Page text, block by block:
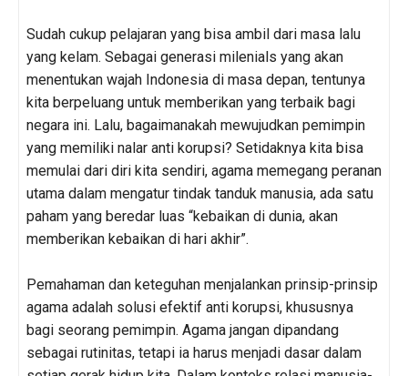
Sudah cukup pelajaran yang bisa ambil dari masa lalu
yang kelam. Sebagai generasi milenials yang akan
menentukan wajah Indonesia di masa depan, tentunya
kita berpeluang untuk memberikan yang terbaik bagi
negara ini. Lalu, bagaimanakah mewujudkan pemimpin
yang memiliki nalar anti korupsi? Setidaknya kita bisa
memulai dari diri kita sendiri, agama memegang peranan
utama dalam mengatur tindak tanduk manusia, ada satu
paham yang beredar luas “kebaikan di dunia, akan
memberikan kebaikan di hari akhir”.
Pemahaman dan keteguhan menjalankan prinsip-prinsip
agama adalah solusi efektif anti korupsi, khususnya
bagi seorang pemimpin. Agama jangan dipandang
sebagai rutinitas, tetapi ia harus menjadi dasar dalam